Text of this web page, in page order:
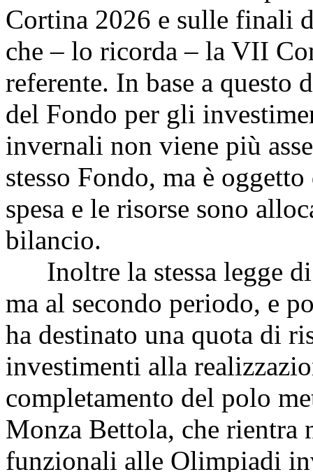
Cortina 2026 e sulle finali
che – lo ricorda – la VII
referente. In base a questo
del Fondo per gli
invernali non viene più
stesso Fondo, ma è
spesa e le risorse sono
bilancio.
Inoltre la stessa legge di
ma al secondo periodo, e
ha destinato una quota di
investimenti alla
completamento del polo
Monza Bettola, che rientra
funzionali alle Olimpiadi